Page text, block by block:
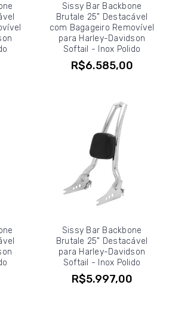
Sissy Bar Backbone
Brutale 25" Destacável
com Bagageiro Removível
para Harley-Davidson
Softail - Inox Polido
R$6.585,00
Sissy Bar Backbone
Brutale 25" Destacável
para Harley-Davidson
Softail - Inox Polido
R$5.997,00